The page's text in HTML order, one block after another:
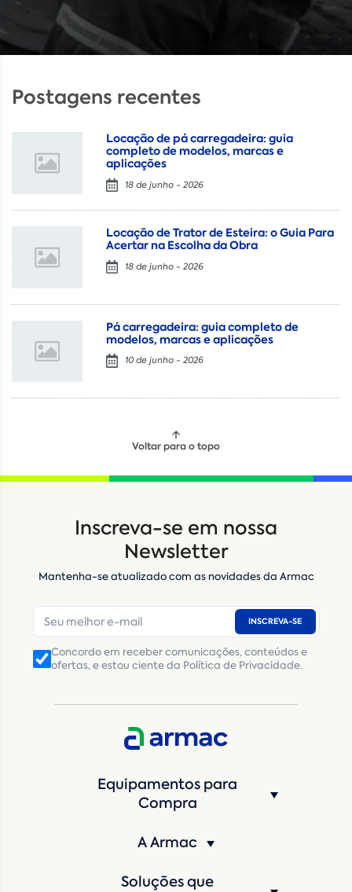
Postagens recentes
Locação de pá carregadeira: guia
completo de modelos, marcas e
aplicações
18 de junho - 2026
Locação de Trator de Esteira: o Guia Para
Acertar na Escolha da Obra
18 de junho - 2026
Pá carregadeira: guia completo de
modelos, marcas e aplicações
10 de junho - 2026
Voltar para o topo
Inscreva-se em nossa
Newsletter
Mantenha-se atualizado com as novidades da Armac
INSCREVA-SE
Concordo em receber comunicações, conteúdos e
ofertas, e estou ciente da Política de Privacidade.
Equipamentos para
Compra
A Armac
Soluções que
Locação Compra de seminovos
E-mail*
Número de telefone
CNPJ Inscrição Estadual(Produtor Rural)
CNPJ da empresa/ CPF - Produtor rural*
Máquina de interesse*